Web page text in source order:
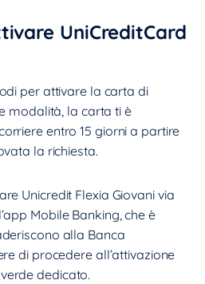
UniCreditCard
per attivare la carta di
modalità, la carta ti è
entro 15 giorni a partire
la richiesta.
Unicredit Flexia Giovani via
Mobile Banking, che è
alla Banca
di procedere all’attivazione
dedicato.